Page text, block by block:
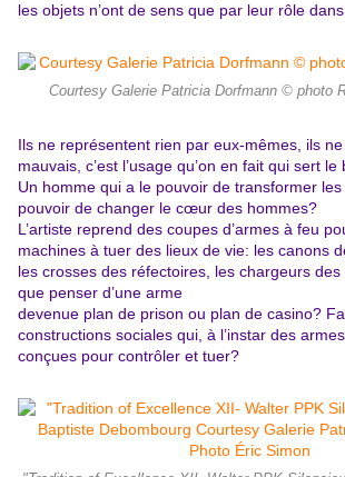
les objets n’ont de sens que par leur rôle
Courtesy Galerie Patricia Dorfmann © photo
Ils ne représentent rien par eux-mêmes, ils
mauvais, c’est l’usage qu’on en fait qui sert le
Un homme qui a le pouvoir de transformer
pouvoir de changer le cœur des hommes?
L’artiste reprend des coupes d’armes à feu
machines à tuer des lieux de vie: les canons
les crosses des réfectoires, les chargeurs des
que penser d’une arme
devenue plan de prison ou plan de casino?
constructions sociales qui, à l’instar des
conçues pour contrôler et tuer?